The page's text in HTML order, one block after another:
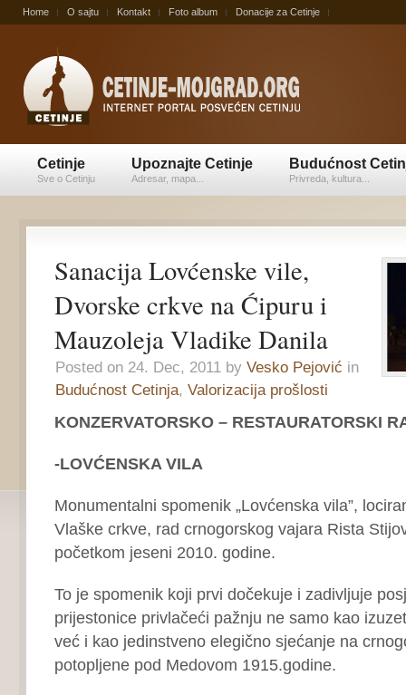
Home O sajtu Kontakt Foto album Donacije za Cetinje
Cetinje
Sve o Cetinju
Upoznajte Cetinje
Adresar, mapa...
Budućnost
Privreda, kultura...
Sanacija Lovćenske vile,
Dvorske crkve na Ćipuru i
Mauzoleja Vladike Danila
Posted on 24. Dec, 2011 by Vesko Pejović in
Budućnost Cetinja, Valorizacija prošlosti
KONZERVATORSKO – RESTAURATORSKI
-LOVĆENSKA VILA
Monumentalni spomenik „Lovćenska vila”,
Vlaške crkve, rad crnogorskog vajara Rista
početkom jeseni 2010. godine.
To je spomenik koji prvi dočekuje i zadivljuje
prijestonice privlačeći pažnju ne samo kao
već i kao jedinstveno elegično sjećanje na
potopljene pod Medovom 1915.godine.